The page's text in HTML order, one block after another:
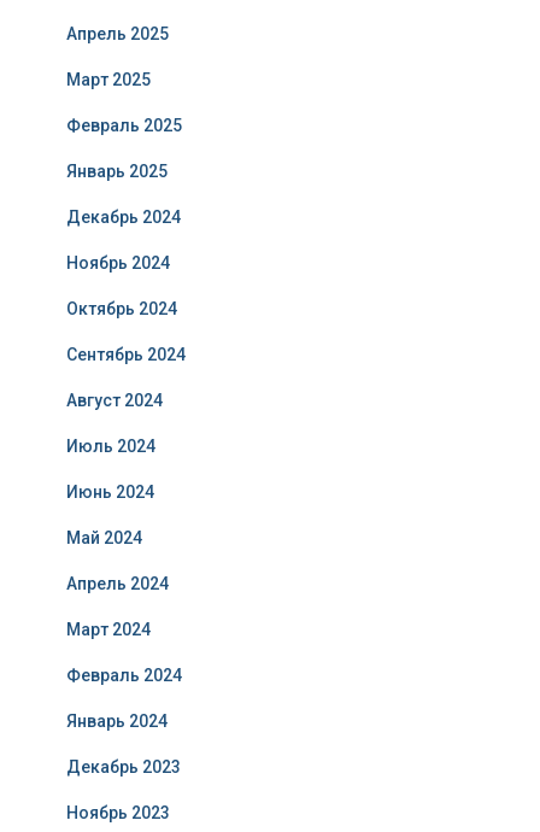
Апрель 2025
Март 2025
Февраль 2025
Январь 2025
Декабрь 2024
Ноябрь 2024
Октябрь 2024
Сентябрь 2024
Август 2024
Июль 2024
Июнь 2024
Май 2024
Апрель 2024
Март 2024
Февраль 2024
Январь 2024
Декабрь 2023
Ноябрь 2023